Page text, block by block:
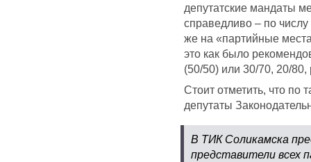
депутатские мандаты
справедливо – по
же на «партийные
это как было
(50/50) или 30/70, 20/
Стоит отметить, что по
депутаты
В ТИК Соликамска
представители всех